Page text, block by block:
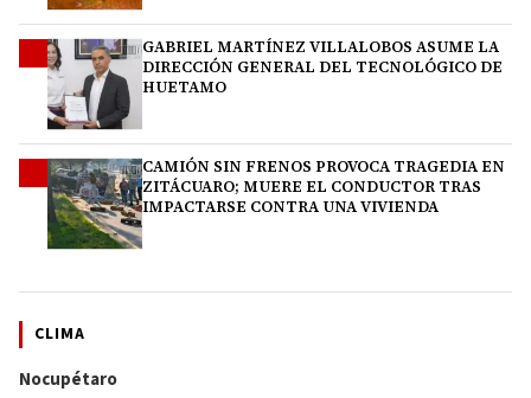
GABRIEL MARTÍNEZ VILLALOBOS ASUME LA
DIRECCIÓN GENERAL DEL TECNOLÓGICO DE
HUETAMO
CAMIÓN SIN FRENOS PROVOCA TRAGEDIA EN
ZITÁCUARO; MUERE EL CONDUCTOR TRAS
IMPACTARSE CONTRA UNA VIVIENDA
CLIMA
Nocupétaro